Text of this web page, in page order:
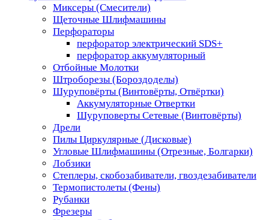
Миксеры (Смесители)
Щеточные Шлифмашины
Перфораторы
перфоратор электрический SDS+
перфоратор аккумуляторный
Отбойные Молотки
Штроборезы (Бороздоделы)
Шуруповёрты (Винтовёрты, Отвёртки)
Аккумуляторные Отвертки
Шуруповерты Сетевые (Винтовёрты)
Дрели
Пилы Циркулярные (Дисковые)
Угловые Шлифмашины (Отрезные, Болгарки)
Лобзики
Степлеры, скобозабиватели, гвоздезабиватели
Термопистолеты (Фены)
Рубанки
Фрезеры